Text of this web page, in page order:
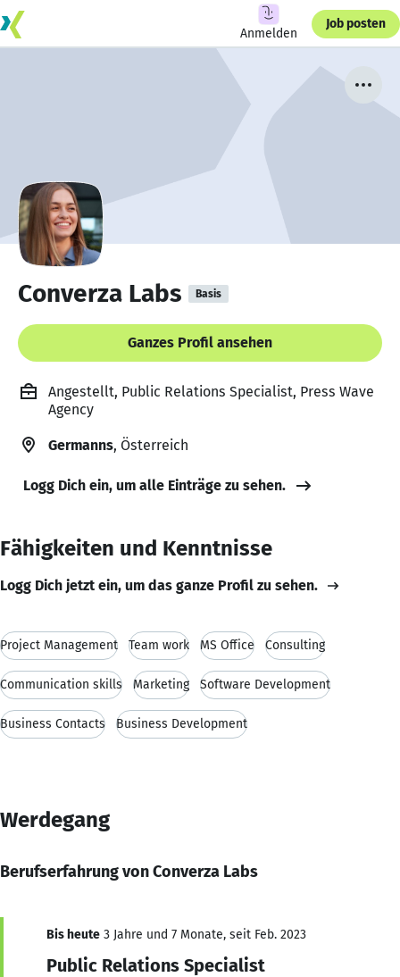
Anmelden
Job posten
Converza Labs Basis
Ganzes Profil ansehen
Angestellt, Public Relations Specialist, Press Wave
Agency
Germanns, Österreich
Logg Dich ein, um alle Einträge zu sehen.
Fähigkeiten und Kenntnisse
Logg Dich jetzt ein, um das ganze Profil zu sehen.
Project Management Team work MS Office Consulting
Communication skills Marketing Software Development
Business Contacts Business Development
Werdegang
Berufserfahrung von Converza Labs
Bis heute 3 Jahre und 7 Monate, seit Feb. 2023
Public Relations Specialist